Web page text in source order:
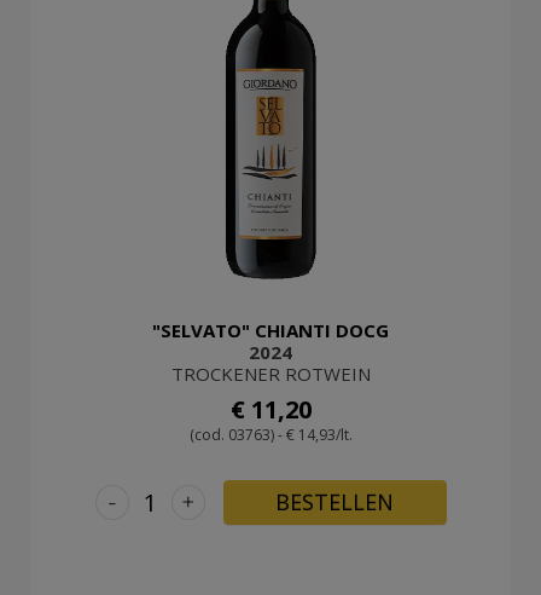
"SELVATO" CHIANTI DOCG
2024
TROCKENER ROTWEIN
€ 11,20
(cod. 03763) - € 14,93/lt.
+
- BESTELLEN